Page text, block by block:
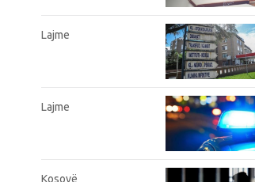
Lajme
Lajme
Kosovë